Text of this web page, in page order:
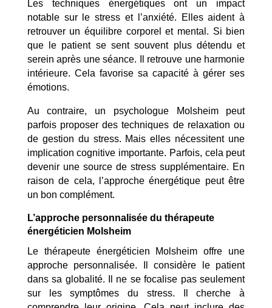
Les techniques énergétiques ont un impact
notable sur le stress et l’anxiété. Elles aident à
retrouver un équilibre corporel et mental. Si bien
que le patient se sent souvent plus détendu et
serein après une séance. Il retrouve une harmonie
intérieure. Cela favorise sa capacité à gérer ses
émotions.
Au contraire, un psychologue Molsheim peut
parfois proposer des techniques de relaxation ou
de gestion du stress. Mais elles nécessitent une
implication cognitive importante. Parfois, cela peut
devenir une source de stress supplémentaire. En
raison de cela, l’approche énergétique peut être
un bon complément.
L’approche personnalisée du thérapeute
énergéticien Molsheim
Le thérapeute énergéticien Molsheim offre une
approche personnalisée. Il considère le patient
dans sa globalité. Il ne se focalise pas seulement
sur les symptômes du stress. Il cherche à